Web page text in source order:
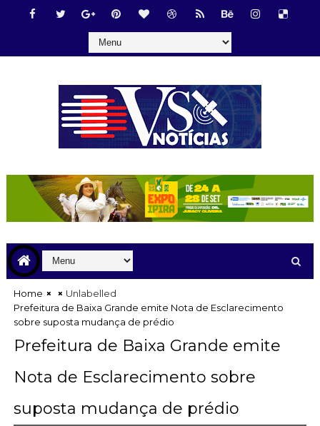
Home
Unlabelled
Prefeitura de Baixa Grande emite Nota de Esclarecimento
sobre suposta mudança de prédio
Prefeitura de Baixa Grande emite
Nota de Esclarecimento sobre
suposta mudança de prédio